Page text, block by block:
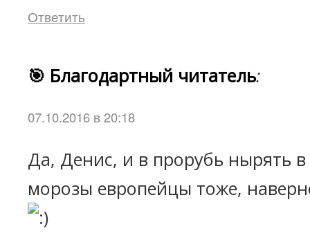
Ответить
🎯 Благодартный читатель:
07.10.2016 в 20:18
Да, Денис, и в прорубь нырять
морозы европейцы тоже,